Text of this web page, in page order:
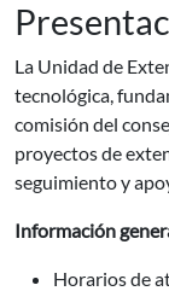
La Unidad de
tecnológica,
comisión del
proyectos de
seguimiento y
Información
Horarios de